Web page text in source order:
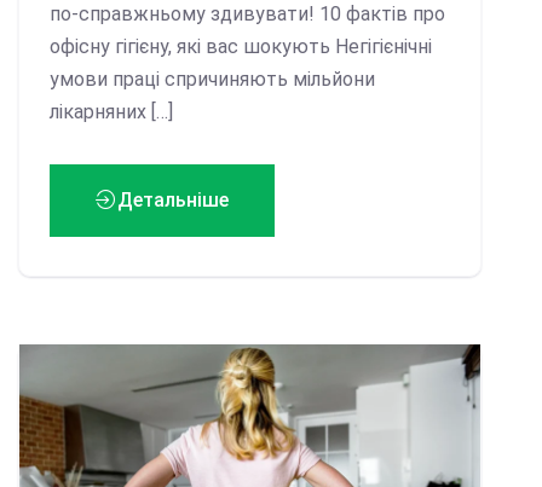
по-справжньому здивувати! 10 фактів про
офісну гігієну, які вас шокують Негігієнічні
умови праці спричиняють мільйони
лікарняних […]
Детальніше